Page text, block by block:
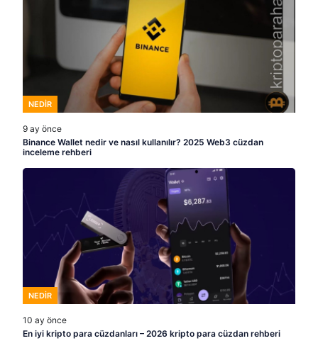
NEDIR
9 ay önce
Binance Wallet nedir ve nasıl kullanılır? 2025 Web3 cüzdan
inceleme rehberi
NEDIR
10 ay önce
En iyi kripto para cüzdanları – 2026 kripto para cüzdan rehberi